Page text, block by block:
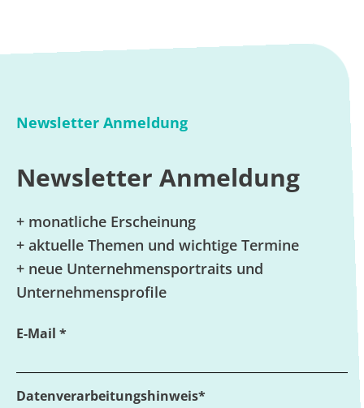
Newsletter Anmeldung
Newsletter Anmeldung
+ monatliche Erscheinung
+ aktuelle Themen und wichtige Termine
+ neue Unternehmensportraits und
Unternehmensprofile
E-Mail *
Datenverarbeitungshinweis*